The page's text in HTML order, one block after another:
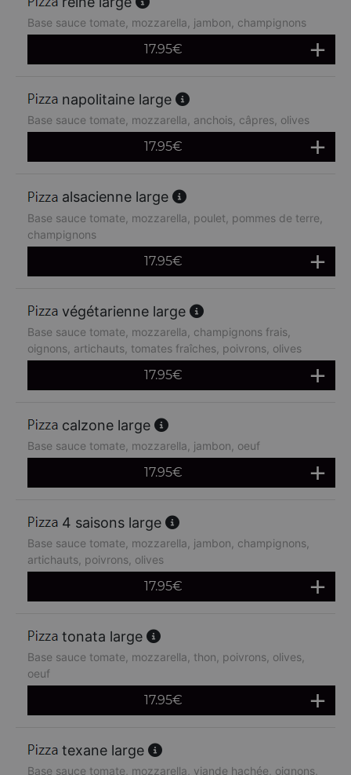
Base sauce tomate, mozzarella, jambon, champignons
17.95€
napolitaine large
Base sauce tomate, mozzarella, anchois, câpres, olives
17.95€
alsacienne large
Base sauce tomate, mozzarella, poulet, pommes de terre,
champignons
17.95€
végétarienne large
Base sauce tomate, mozzarella, champignons frais,
oignons, artichauts, tomates fraîches, poivrons, olives
17.95€
calzone large
Base sauce tomate, mozzarella, jambon, oeuf
17.95€
4 saisons large
Base sauce tomate, mozzarella, jambon, champignons,
artichauts, poivrons, olives
17.95€
tonata large
Base sauce tomate, mozzarella, thon, poivrons, olives,
oeuf
17.95€
texane large
Base sauce tomate, mozzarella, viande hachée, oignons,